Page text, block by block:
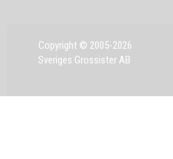
Copyright © 2005-2026
Sveriges Grossister AB